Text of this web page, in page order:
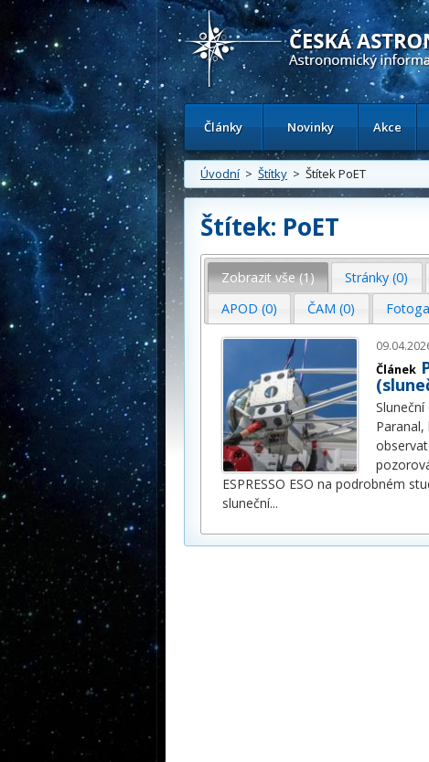
Česká astronomická společnost -
Články Novinky Akce
Úvodní > Štítky > Štítek PoET
Štítek: PoET
Zobrazit vše (1) Stránky (0)
APOD (0)
ČAM (0)
Článek
Sluneční
ESPRESSO ESO na podrobném
sluneční...